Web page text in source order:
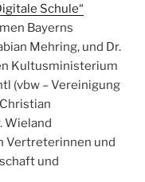
Schule“
Bayerns
Mehring, und Dr.
Kultusministerium
(vbw – Vereinigung
Wieland
Vertreterinnen und
und